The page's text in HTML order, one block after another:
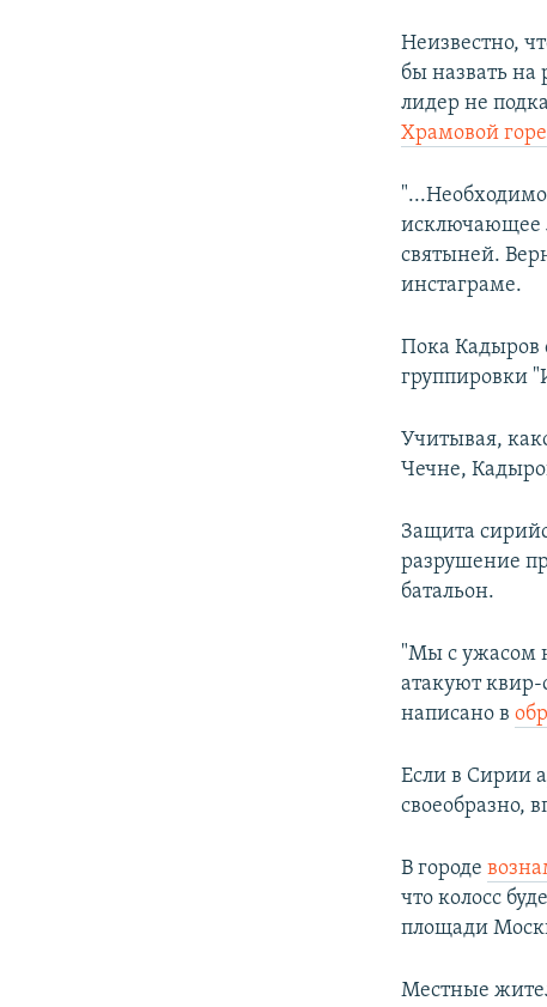
Неизвестно,
бы назвать на
лидер не
Храмовой горе
исключающее
святыней.
инстаграме.
Пока Кадыров
группировки
Учитывая,
Чечне,
Защита
разрушение
батальон.
"Мы с ужасом
атакуют
написано в
Если в Сирии
своеобразно,
В городе
что колосс
площади
Местные